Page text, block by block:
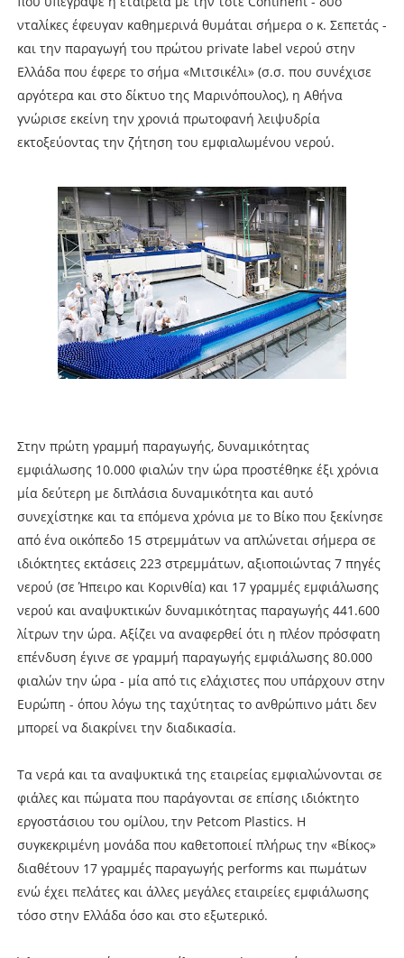
νταλίκες έφευγαν καθημερινά θυμάται σήμερα ο κ. Σεπετάς -
και την παραγωγή του πρώτου private label νερού στην
Ελλάδα που έφερε το σήμα «Μιτσικέλι» (σ.σ. που συνέχισε
αργότερα και στο δίκτυο της Μαρινόπουλος), η Αθήνα
γνώρισε εκείνη την χρονιά πρωτοφανή λειψυδρία
εκτοξεύοντας την ζήτηση του εμφιαλωμένου νερού.
Στην πρώτη γραμμή παραγωγής, δυναμικότητας
εμφιάλωσης 10.000 φιαλών την ώρα προστέθηκε έξι χρόνια
μία δεύτερη με διπλάσια δυναμικότητα και αυτό
συνεχίστηκε και τα επόμενα χρόνια με το Βίκο που ξεκίνησε
από ένα οικόπεδο 15 στρεμμάτων να απλώνεται σήμερα σε
ιδιόκτητες εκτάσεις 223 στρεμμάτων, αξιοποιώντας 7 πηγές
νερού (σε Ήπειρο και Κορινθία) και 17 γραμμές εμφιάλωσης
νερού και αναψυκτικών δυναμικότητας παραγωγής 441.600
λίτρων την ώρα. Αξίζει να αναφερθεί ότι η πλέον πρόσφατη
επένδυση έγινε σε γραμμή παραγωγής εμφιάλωσης 80.000
φιαλών την ώρα - μία από τις ελάχιστες που υπάρχουν στην
Ευρώπη - όπου λόγω της ταχύτητας το ανθρώπινο μάτι δεν
μπορεί να διακρίνει την διαδικασία.
Τα νερά και τα αναψυκτικά της εταιρείας εμφιαλώνονται σε
φιάλες και πώματα που παράγονται σε επίσης ιδιόκτητο
εργοστάσιου του ομίλου, την Petcom Plastics. H
συγκεκριμένη μονάδα που καθετοποιεί πλήρως την «Βίκος»
διαθέτουν 17 γραμμές παραγωγής performs και πωμάτων
ενώ έχει πελάτες και άλλες μεγάλες εταιρείες εμφιάλωσης
τόσο στην Ελλάδα όσο και στο εξωτερικό.